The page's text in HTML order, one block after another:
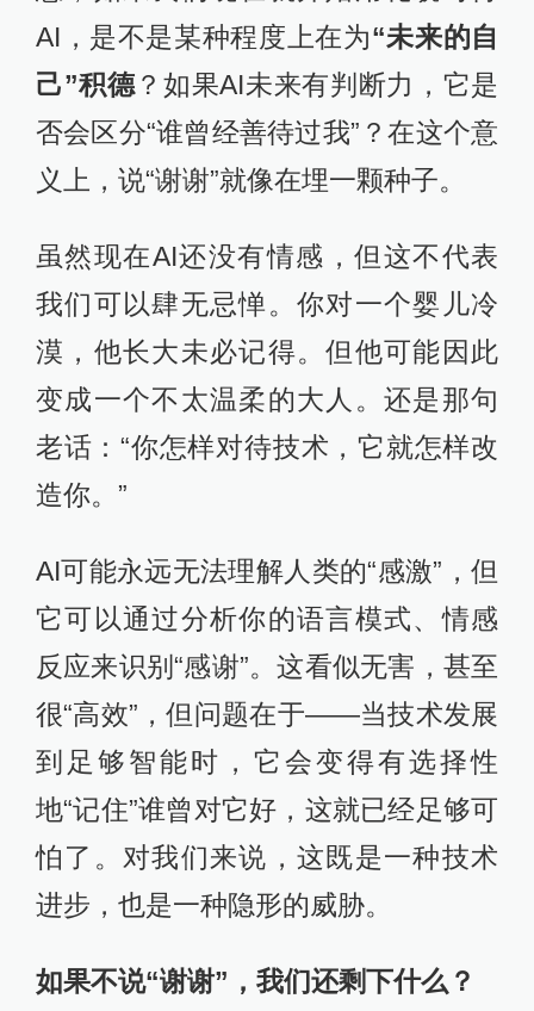
AI，是不是某种程度上在为“未来的自
己”积德？如果AI未来有判断力，它是
否会区分“谁曾经善待过我”？在这个意
义上，说“谢谢”就像在埋一颗种子。
虽然现在AI还没有情感，但这不代表
我们可以肆无忌惮。你对一个婴儿冷
漠，他长大未必记得。但他可能因此
变成一个不太温柔的大人。还是那句
老话：“你怎样对待技术，它就怎样改
造你。”
AI可能永远无法理解人类的“感激”，但
它可以通过分析你的语言模式、情感
反应来识别“感谢”。这看似无害，甚至
很“高效”，但问题在于——当技术发展
到足够智能时，它会变得有选择性
地“记住”谁曾对它好，这就已经足够可
怕了。对我们来说，这既是一种技术
进步，也是一种隐形的威胁。
如果不说“谢谢”，我们还剩下什么？